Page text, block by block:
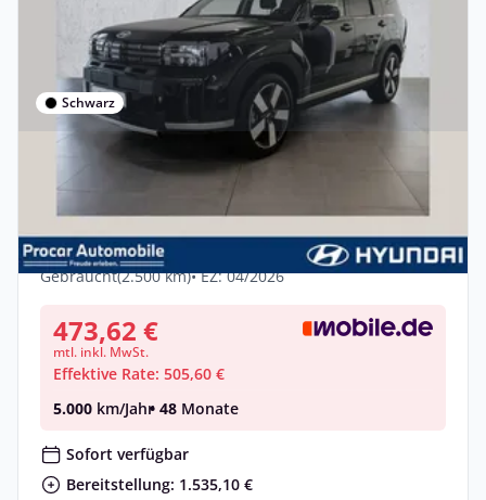
Schwarz
Gewerbe
Hyundai Santa Fe PRIME,HYBRID,5-Sitzer
1.6 T-GDI, 215PS,
Benzin •Automatik •
Gebraucht(2.500 km)• EZ: 04/2026
473,62 €
mtl. inkl. MwSt.
Effektive Rate: 505,60 €
5.000 km/Jahr• 48 Monate
Sofort verfügbar
Bereitstellung: 1.535,10 €